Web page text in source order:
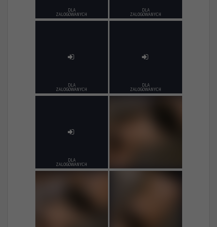
DLA
ZALOGOWANYCH
DLA
ZALOGOWANYCH
DLA
ZALOGOWANYCH
DLA
ZALOGOWANYCH
DLA
ZALOGOWANYCH